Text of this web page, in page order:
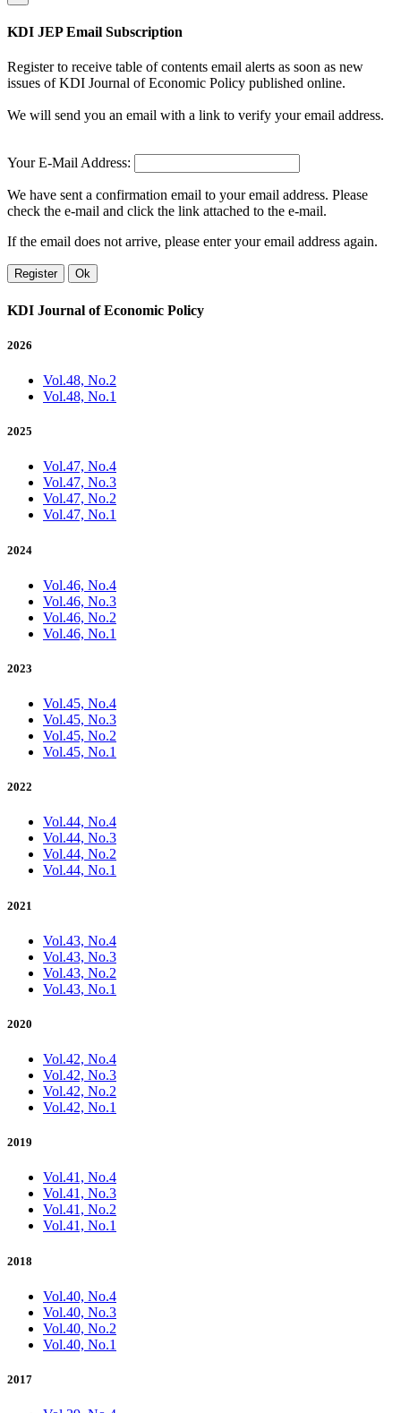
KDI JEP Email Subscription
Register to receive table of contents email alerts as soon as new
issues of KDI Journal of Economic Policy published online.
We will send you an email with a link to verify your email address.
Your E-Mail Address:
We have sent a confirmation email to your email address. Please
check the e-mail and click the link attached to the e-mail.
If the email does not arrive, please enter your email address again.
Register Ok
KDI Journal of Economic Policy
2026
Vol.48, No.2
Vol.48, No.1
2025
Vol.47, No.4
Vol.47, No.3
Vol.47, No.2
Vol.47, No.1
2024
Vol.46, No.4
Vol.46, No.3
Vol.46, No.2
Vol.46, No.1
2023
Vol.45, No.4
Vol.45, No.3
Vol.45, No.2
Vol.45, No.1
2022
Vol.44, No.4
Vol.44, No.3
Vol.44, No.2
Vol.44, No.1
2021
Vol.43, No.4
Vol.43, No.3
Vol.43, No.2
Vol.43, No.1
2020
Vol.42, No.4
Vol.42, No.3
Vol.42, No.2
Vol.42, No.1
2019
Vol.41, No.4
Vol.41, No.3
Vol.41, No.2
Vol.41, No.1
2018
Vol.40, No.4
Vol.40, No.3
Vol.40, No.2
Vol.40, No.1
2017